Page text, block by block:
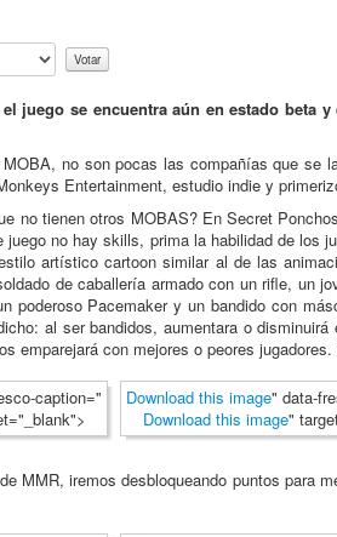
juego se encuentra aún en estado
no son pocas las compañías que se
Entertainment, estudio indie y
no tienen otros MOBAS? En Secret
no hay skills, prima la habilidad de los
artístico cartoon similar al de las
de caballería armado con un rifle, un
poderoso Pacemaker y un bandido con
al ser bandidos, aumentara o
emparejará con mejores o peores
caption="
Download this image" data-
Download this image"
MMR, iremos desbloqueando puntos para